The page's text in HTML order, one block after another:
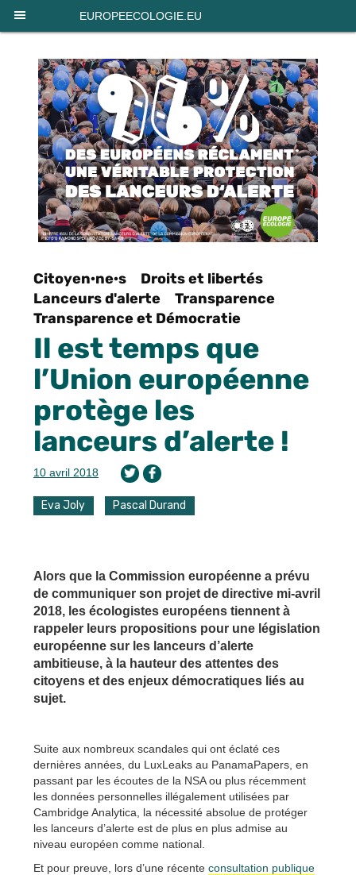
EUROPEECOLOGIE.EU
Citoyen·ne·s
Droits et libertés
Lanceurs d'alerte
Transparence
Transparence et Démocratie
Il est temps que
l’Union européenne
protège les
lanceurs d’alerte !
10 avril 2018
Eva Joly Pascal Durand
Alors que la Commission européenne a prévu
de communiquer son projet de directive mi-avril
2018, les écologistes européens tiennent à
rappeler leurs propositions pour une législation
européenne sur les lanceurs d’alerte
ambitieuse, à la hauteur des attentes des
citoyens et des enjeux démocratiques liés au
sujet.
Suite aux nombreux scandales qui ont éclaté ces
dernières années, du LuxLeaks au PanamaPapers, en
passant par les écoutes de la NSA ou plus récemment
les données personnelles illégalement utilisées par
Cambridge Analytica, la nécessité absolue de protéger
les lanceurs d’alerte est de plus en plus admise au
niveau européen comme national.
Et pour preuve, lors d’une récente consultation publique